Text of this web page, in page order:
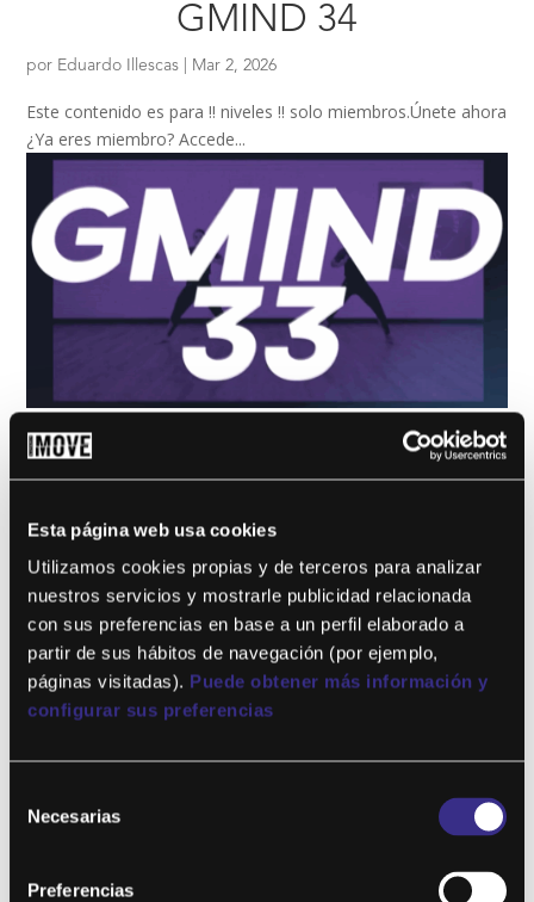
Esta página web usa cookies
Utilizamos cookies propias y de terceros para analizar
nuestros servicios y mostrarle publicidad relacionada
con sus preferencias en base a un perfil elaborado a
partir de sus hábitos de navegación (por ejemplo,
páginas visitadas). Puede obtener más información y
configurar sus preferencias
Necesarias
Preferencias
GMIND 34
por Eduardo Illescas Mar 2, 2026
Este contenido es para !! niveles !! solo miembros.Únete ahora
¿Ya eres miembro? Accede...
porEduardo Illescas|Dic 15, 2025
Este contenido es para !! niveles !! solo miembros.Únete ahora
¿Ya eres miembro? Accede...